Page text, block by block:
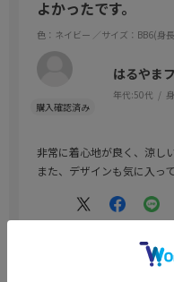
よかったです。
色：ネイビー ／サイズ：BB6(身
はるやま
年代:50代
非常に着心地が良く、涼し
また、デザインも気に入っ